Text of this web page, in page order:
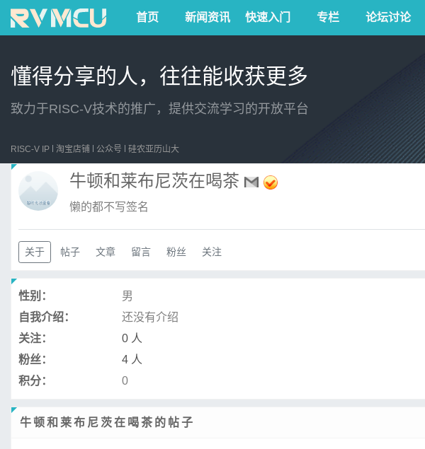
首页 新闻资讯 快速入门 专栏 论坛讨论
懂得分享的人，往往能收获更多
致力于RISC-V技术的推广，提供交流学习的开放平台
RISC-V IP 淘宝店铺 公众号 硅农亚历山大
牛顿和莱布尼茨在喝茶
懒的都不写签名
关于 帖子 文章 留言 粉丝 关注
性别：
男
自我介绍：
还没有介绍
关注：
0 人
粉丝：
4 人
积分：
0
牛顿和莱布尼茨在喝茶的帖子